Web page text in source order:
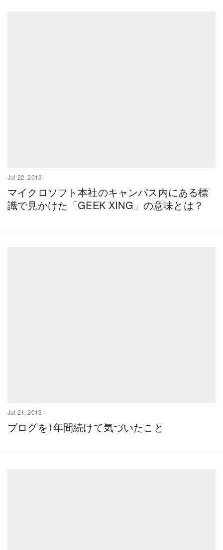
Jul 22, 2013
マイクロソフト本社のキャンパス内にある標
識で見かけた「GEEK XING」の意味とは？
Jul 21, 2013
ブログを1年間続けて気づいたこと